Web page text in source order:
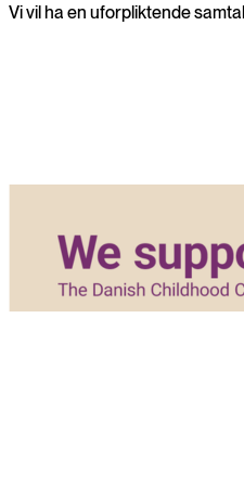
Vi vil ha en uforpliktende